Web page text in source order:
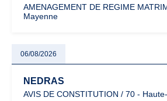
AMENAGEMENT DE REGIME
Mayenne
06/08/2026
NEDRAS
AVIS DE CONSTITUTION / 70 -